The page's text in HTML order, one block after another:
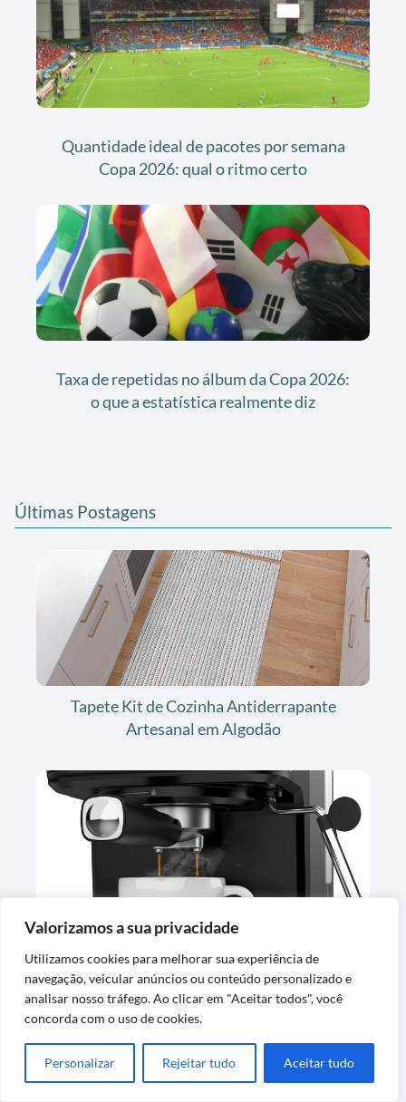
Valorizamos a sua privacidade
Utilizamos cookies para melhorar sua experiência de
navegação, veicular anúncios ou conteúdo personalizado e
analisar nosso tráfego. Ao clicar em "Aceitar todos", você
concorda com o uso de cookies.
Personalizar Rejeitar tudo Aceitar tudo
Quantidade ideal de pacotes por semana
Copa 2026: qual o ritmo certo
Taxa de repetidas no álbum da Copa 2026:
o que a estatística realmente diz
Últimas Postagens
Tapete Kit de Cozinha Antiderrapante
Artesanal em Algodão
Cafeteira Espresso Digital Oster OCAF900